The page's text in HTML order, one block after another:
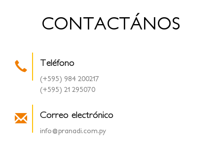
CONTACTÁNOS
Teléfono
(+595) 984 200217
(+595) 21 295070
Correo electrónico
info@pranadi.com.py